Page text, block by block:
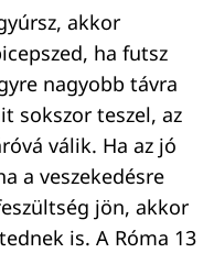
akkor
ha futsz
nagyobb távra
sokszor teszel, az
válik. Ha az jó
a veszekedésre
jön, akkor
is. A Róma 13